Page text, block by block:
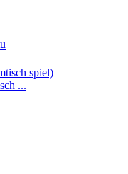
...